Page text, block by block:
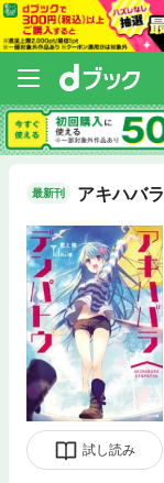
最新刊 アキハバ
試し読み